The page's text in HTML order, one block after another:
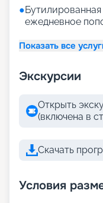
●
ежедневное
Показать все
Экскурсии
Открыть
(включена в
Скачать
Условия